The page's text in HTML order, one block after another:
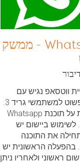
Whatsapp - ממשק
ווטסאפ נגיש עם
ממשק פשוט למשתמשי גריד 3.
מבוססת על תוכנת Whatsapp
ביישום יש
את התוכנה
הראשונית יש
ראשוני ולאחריו ניתן